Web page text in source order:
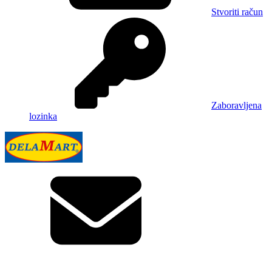
Stvoriti račun
Zaboravljena
lozinka